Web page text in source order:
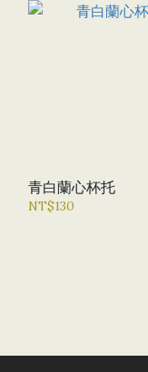
青白蘭心杯托
NT$130